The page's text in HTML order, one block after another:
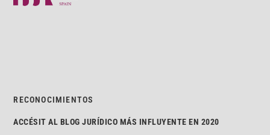
RECONOCIMIENTOS
ACCÉSIT AL BLOG JURÍDICO MÁS INFLUYENTE EN 2020